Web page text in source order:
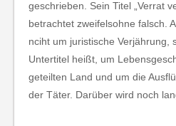
geschrieben. Sein Titel „Verrat
betrachtet zweifelsohne falsch.
nciht um juristische Verjährung,
Untertitel heißt, um
geteilten Land und um die
der Täter. Darüber wird noch